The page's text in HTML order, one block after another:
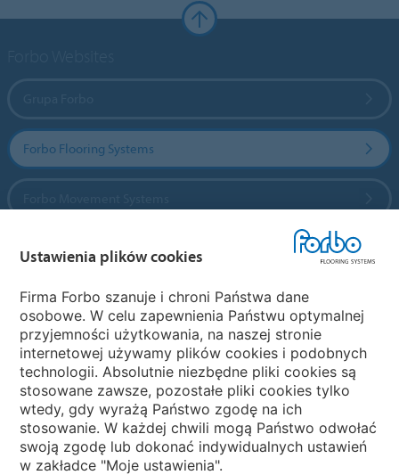
Forbo Flooring Systems
Wybierz kraj
My Forbo
NEWSLETTER
Ustawienia plików cookies
Firma Forbo szanuje i chroni Państwa dane
osobowe. W celu zapewnienia Państwu optymalnej
przyjemności użytkowania, na naszej stronie
internetowej używamy plików cookies i podobnych
technologii. Absolutnie niezbędne pliki cookies są
stosowane zawsze, pozostałe pliki cookies tylko
wtedy, gdy wyrażą Państwo zgodę na ich
stosowanie. W każdej chwili mogą Państwo odwołać
swoją zgodę lub dokonać indywidualnych ustawień
w zakładce "Moje ustawienia".